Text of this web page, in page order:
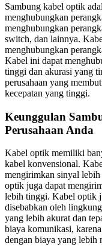
Sambung kabel optik
menghubungkan
menghubungkan
switch, dan lainnya.
menghubungkan
Kabel ini dapat
tinggi dan akurasi yang
perusahaan yang
kecepatan yang tinggi.
Keunggulan
Perusahaan Anda
Kabel optik memiliki
kabel konvensional.
mengirimkan sinyal
optik juga dapat
lebih tinggi. Kabel optik
disebabkan oleh
yang lebih akurat dan
biaya komunikasi,
dengan biaya yang lebih